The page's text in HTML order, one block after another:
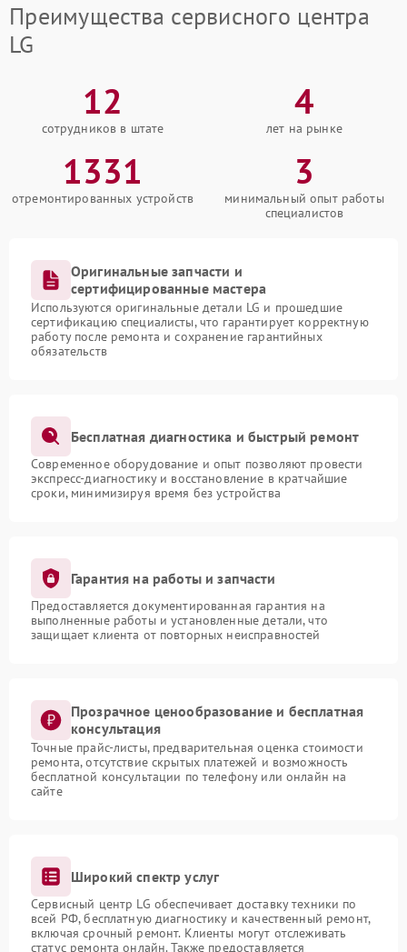
Преимущества сервисного центра
LG
12
сотрудников в штате
4
лет на рынке
1331
отремонтированных устройств
3
минимальный опыт работы
специалистов
Оригинальные запчасти и
сертифицированные мастера
Используются оригинальные детали LG и прошедшие
сертификацию специалисты, что гарантирует корректную
работу после ремонта и сохранение гарантийных
обязательств
Бесплатная диагностика и быстрый ремонт
Современное оборудование и опыт позволяют провести
экспресс-диагностику и восстановление в кратчайшие
сроки, минимизируя время без устройства
Гарантия на работы и запчасти
Предоставляется документированная гарантия на
выполненные работы и установленные детали, что
защищает клиента от повторных неисправностей
Прозрачное ценообразование и бесплатная
консультация
Точные прайс-листы, предварительная оценка стоимости
ремонта, отсутствие скрытых платежей и возможность
бесплатной консультации по телефону или онлайн на
сайте
Широкий спектр услуг
Сервисный центр LG обеспечивает доставку техники по
всей РФ, бесплатную диагностику и качественный ремонт,
включая срочный ремонт. Клиенты могут отслеживать
статус ремонта онлайн. Также предоставляется